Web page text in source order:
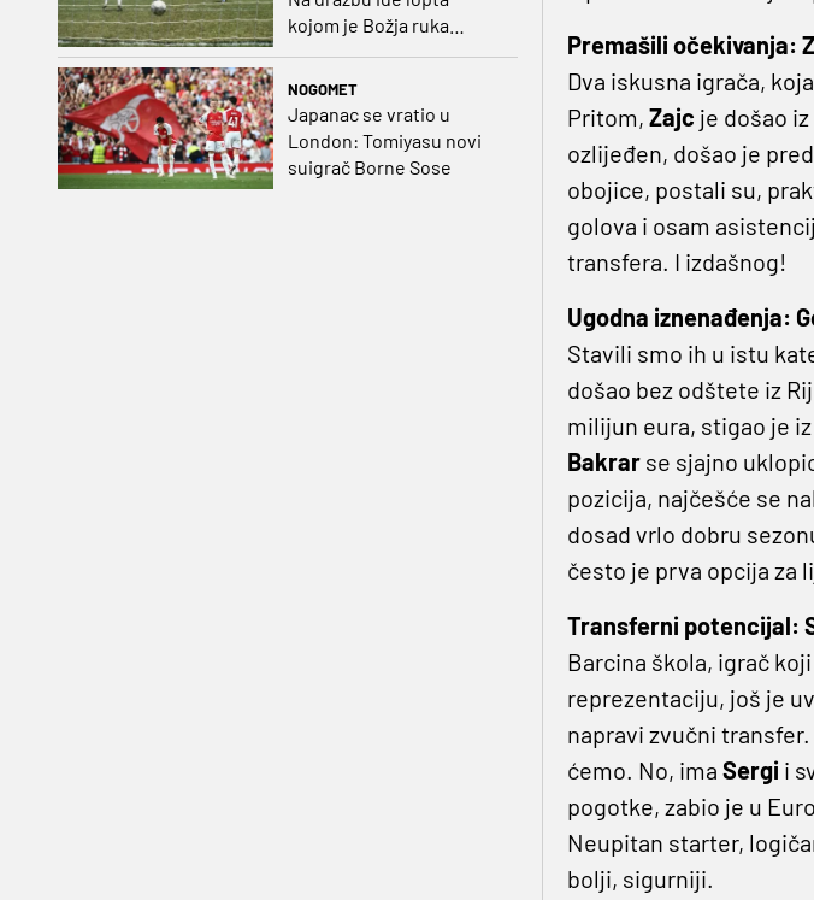
kojom je Božja ruka
NOGOMET
Japanac se vratio u
London: Tomiyasu novi
suigrač Borne Sose
Premašili očekivanja:
Dva iskusna igrača,
Pritom, Zajc je došao
ozlijeđen, došao je
obojice, postali su,
golova i osam
transfera. I izdašnog!
Ugodna iznenađenja:
Stavili smo ih u istu
došao bez odštete iz
milijun eura, stigao je
Bakrar se sjajno
pozicija, najčešće se
dosad vrlo dobru
često je prva opcija za
Transferni potencijal:
Barcina škola, igrač
reprezentaciju, još je
napravi zvučni
ćemo. No, ima Sergi i
pogotke, zabio je u
Neupitan starter,
bolji, sigurniji.